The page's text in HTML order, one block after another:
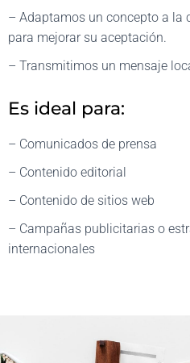
– Adaptamos un concepto a la
para mejorar su aceptación.
– Transmitimos un mensaje
Es ideal para:
– Comunicados de prensa
– Contenido editorial
– Contenido de sitios web
– Campañas publicitarias o
internacionales